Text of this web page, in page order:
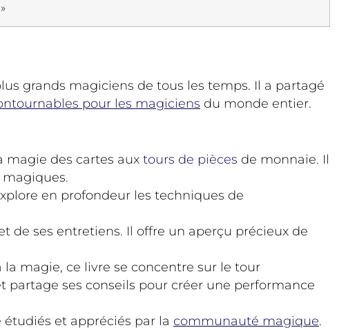
grands magiciens de tous les temps. Il a partagé
pour les magiciens du monde entier.
magie des cartes aux tours de pièces de monnaie. Il
en profondeur les techniques de
de ses entretiens. Il offre un aperçu précieux de
magie, ce livre se concentre sur le tour
ses conseils pour créer une performance
et appréciés par la communauté magique.